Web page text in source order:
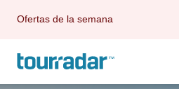
Ofertas de la semana